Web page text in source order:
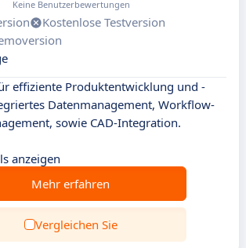
Keine Benutzerbewertungen
Kostenlose Testversion
effiziente Produktentwicklung und -
Datenmanagement, Workflow-
sowie CAD-Integration.
anzeigen
Mehr erfahren
Vergleichen Sie